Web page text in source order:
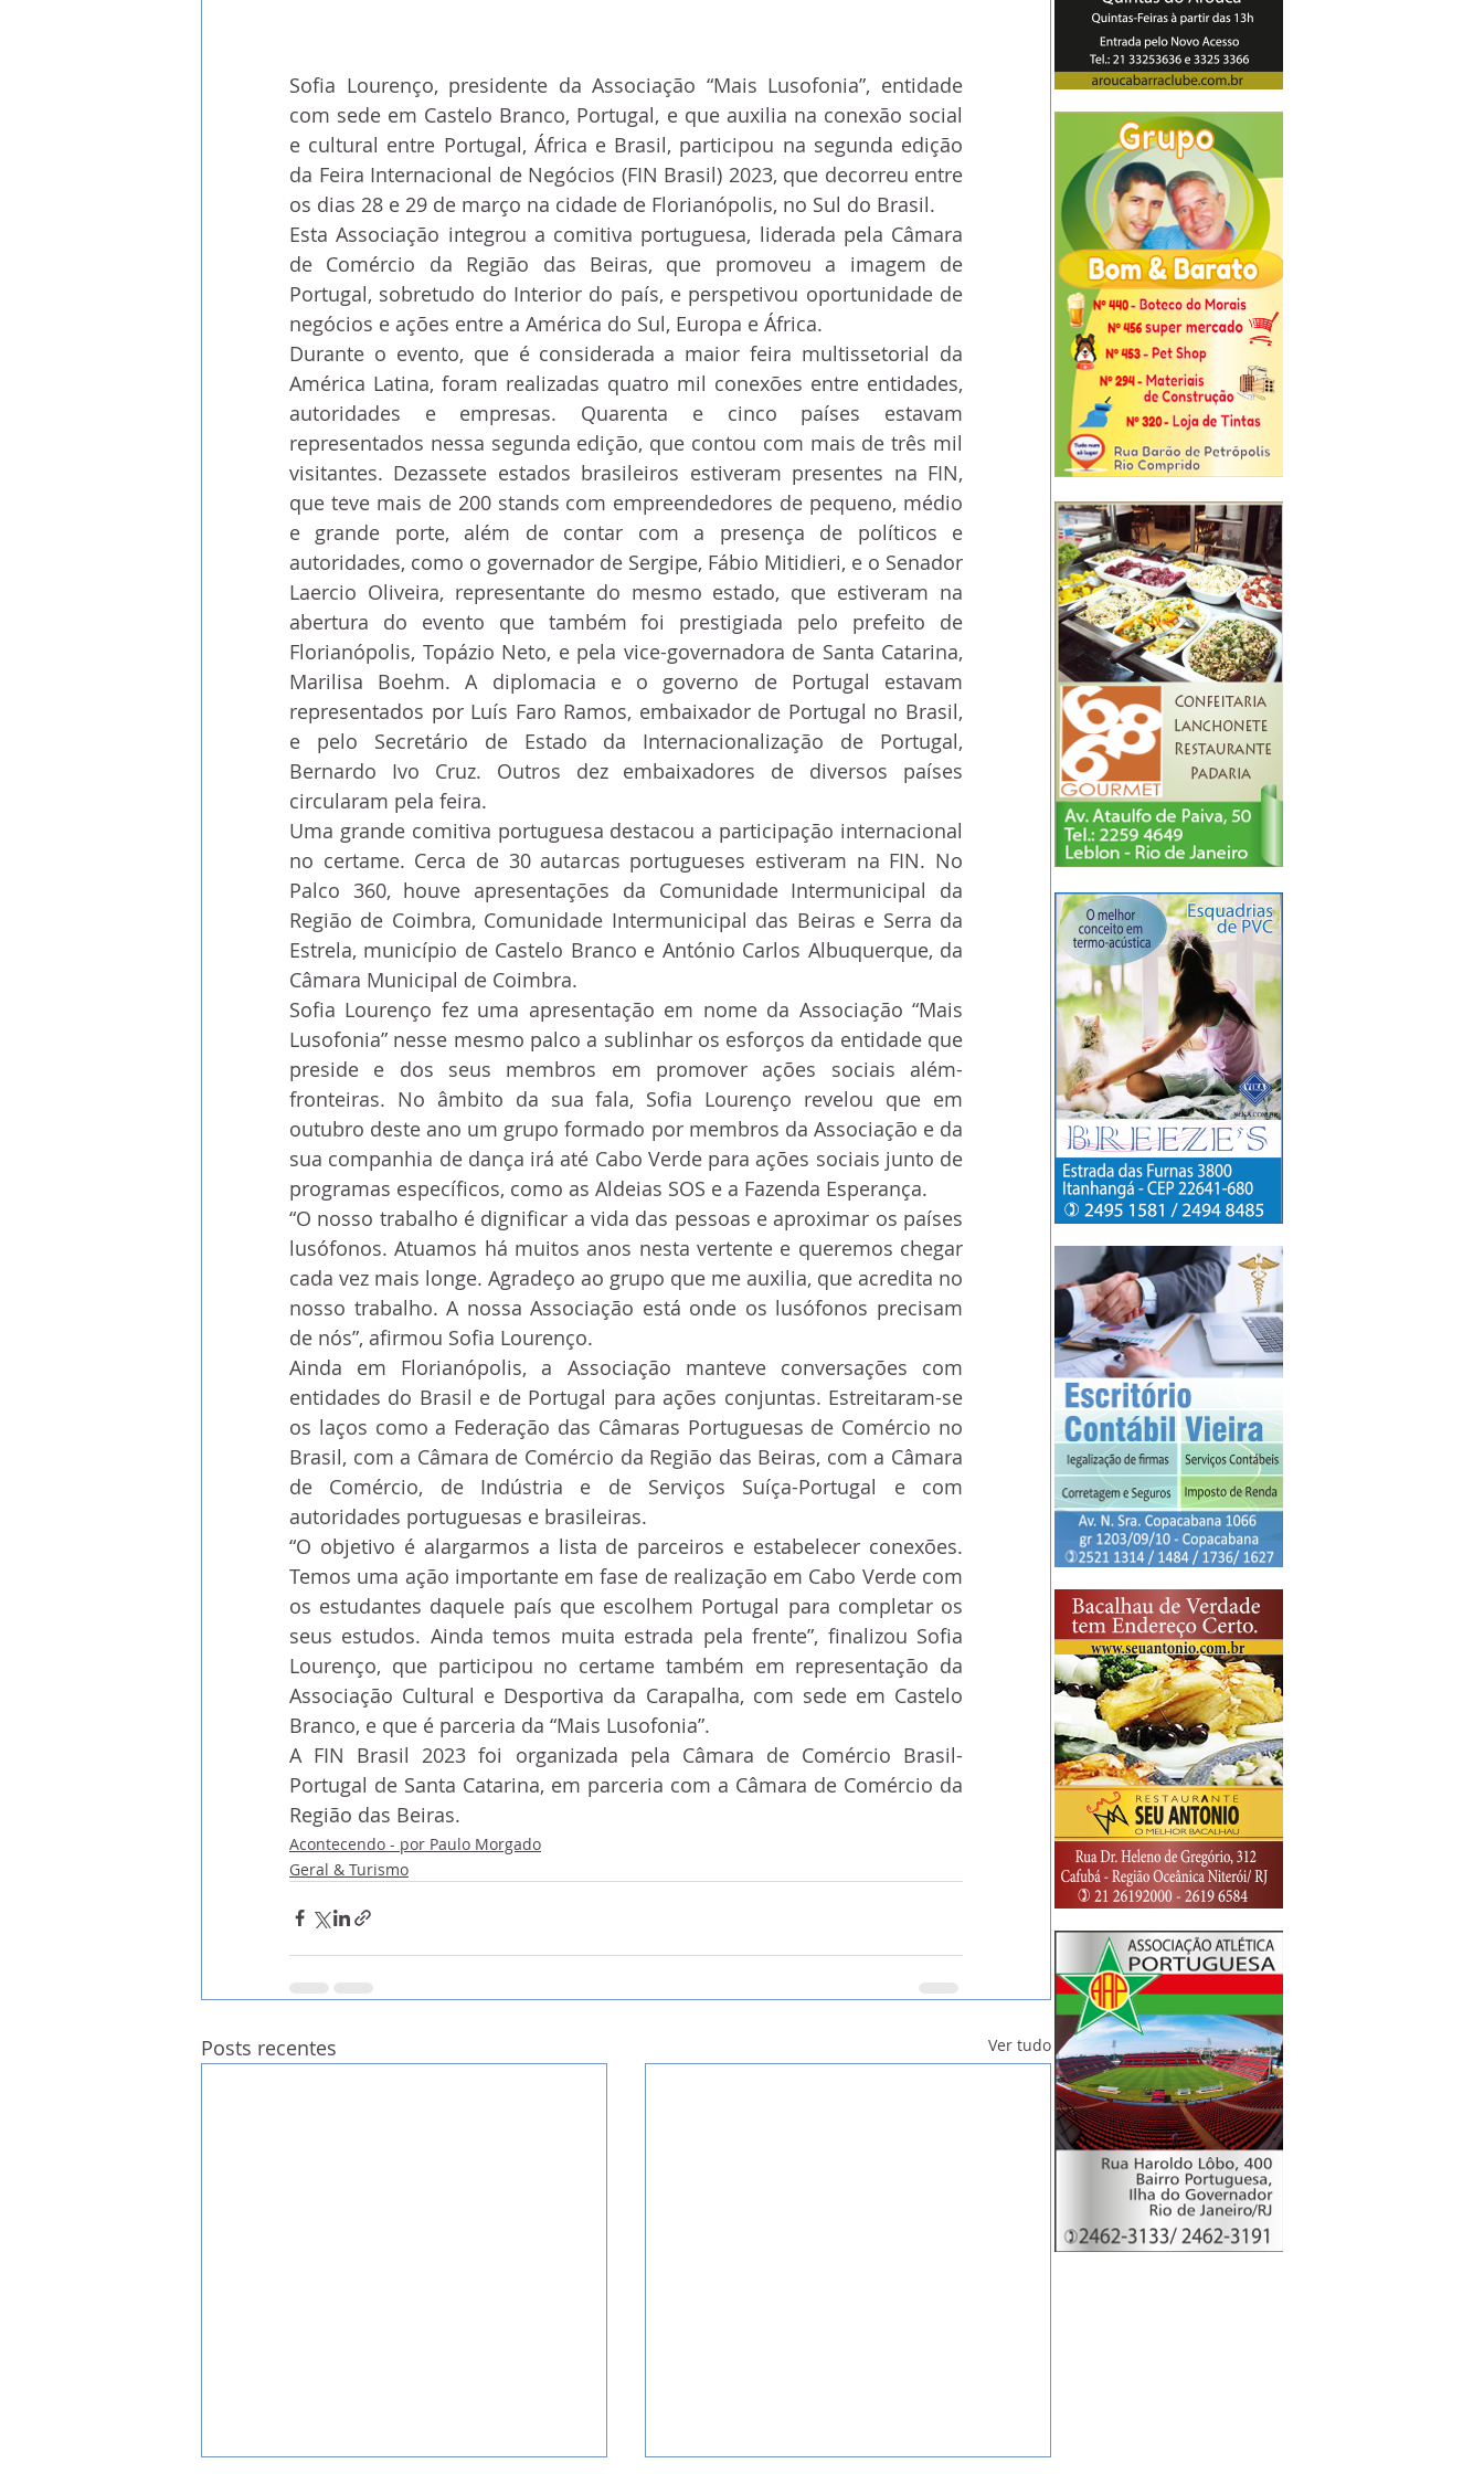
Sofia Lourenço, presidente da Associação “Mais Lusofonia”, entidade
com sede em Castelo Branco, Portugal, e que auxilia na conexão social
e cultural entre Portugal, África e Brasil, participou na segunda edição
da Feira Internacional de Negócios (FIN Brasil) 2023, que decorreu entre
os dias 28 e 29 de março na cidade de Florianópolis, no Sul do Brasil.
Esta Associação integrou a comitiva portuguesa, liderada pela Câmara
de Comércio da Região das Beiras, que promoveu a imagem de
Portugal, sobretudo do Interior do país, e perspetivou oportunidade de
negócios e ações entre a América do Sul, Europa e África.
Durante o evento, que é considerada a maior feira multissetorial da
América Latina, foram realizadas quatro mil conexões entre entidades,
autoridades e empresas. Quarenta e cinco países estavam
representados nessa segunda edição, que contou com mais de três mil
visitantes. Dezassete estados brasileiros estiveram presentes na FIN,
que teve mais de 200 stands com empreendedores de pequeno, médio
e grande porte, além de contar com a presença de políticos e
autoridades, como o governador de Sergipe, Fábio Mitidieri, e o Senador
Laercio Oliveira, representante do mesmo estado, que estiveram na
abertura do evento que também foi prestigiada pelo prefeito de
Florianópolis, Topázio Neto, e pela vice-governadora de Santa Catarina,
Marilisa Boehm. A diplomacia e o governo de Portugal estavam
representados por Luís Faro Ramos, embaixador de Portugal no Brasil,
e pelo Secretário de Estado da Internacionalização de Portugal,
Bernardo Ivo Cruz. Outros dez embaixadores de diversos países
circularam pela feira.
Uma grande comitiva portuguesa destacou a participação internacional
no certame. Cerca de 30 autarcas portugueses estiveram na FIN. No
Palco 360, houve apresentações da Comunidade Intermunicipal da
Região de Coimbra, Comunidade Intermunicipal das Beiras e Serra da
Estrela, município de Castelo Branco e António Carlos Albuquerque, da
Câmara Municipal de Coimbra.
Sofia Lourenço fez uma apresentação em nome da Associação “Mais
Lusofonia” nesse mesmo palco a sublinhar os esforços da entidade que
preside e dos seus membros em promover ações sociais além-
fronteiras. No âmbito da sua fala, Sofia Lourenço revelou que em
outubro deste ano um grupo formado por membros da Associação e da
sua companhia de dança irá até Cabo Verde para ações sociais junto de
programas específicos, como as Aldeias SOS e a Fazenda Esperança.
“O nosso trabalho é dignificar a vida das pessoas e aproximar os países
lusófonos. Atuamos há muitos anos nesta vertente e queremos chegar
cada vez mais longe. Agradeço ao grupo que me auxilia, que acredita no
nosso trabalho. A nossa Associação está onde os lusófonos precisam
de nós”, afirmou Sofia Lourenço.
Ainda em Florianópolis, a Associação manteve conversações com
entidades do Brasil e de Portugal para ações conjuntas. Estreitaram-se
os laços como a Federação das Câmaras Portuguesas de Comércio no
Brasil, com a Câmara de Comércio da Região das Beiras, com a Câmara
de Comércio, de Indústria e de Serviços Suíça-Portugal e com
autoridades portuguesas e brasileiras.
“O objetivo é alargarmos a lista de parceiros e estabelecer conexões.
Temos uma ação importante em fase de realização em Cabo Verde com
os estudantes daquele país que escolhem Portugal para completar os
seus estudos. Ainda temos muita estrada pela frente”, finalizou Sofia
Lourenço, que participou no certame também em representação da
Associação Cultural e Desportiva da Carapalha, com sede em Castelo
Branco, e que é parceria da “Mais Lusofonia”.
A FIN Brasil 2023 foi organizada pela Câmara de Comércio Brasil-
Portugal de Santa Catarina, em parceria com a Câmara de Comércio da
Região das Beiras.
Acontecendo - por Paulo Morgado
Geral & Turismo
Posts recentes Ver tudo